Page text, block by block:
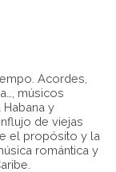
Acordes,
músicos
y
de viejas
el propósito y la
romántica y